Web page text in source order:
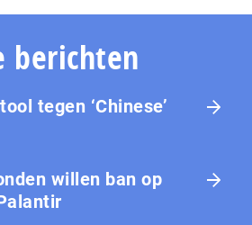
berichten
tegen ‘Chinese’
willen ban op